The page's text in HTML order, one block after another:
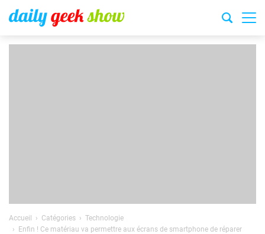
Accueil Catégories
Technologie
Enfin ! Ce matériau va permettre aux écrans de smartphone de réparer